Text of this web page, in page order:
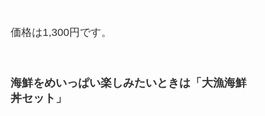
価格は1,300円です。
海鮮をめいっぱい楽しみたいときは「大漁海鮮
丼セット」